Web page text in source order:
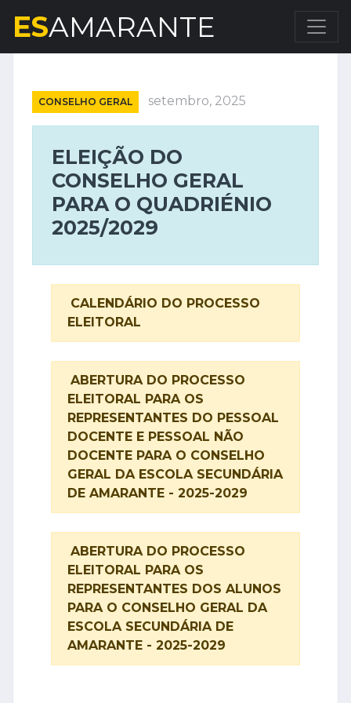
ESAMARANTE
CONSELHO GERAL setembro, 2025
ELEIÇÃO DO
CONSELHO GERAL
PARA O QUADRIÉNIO
2025/2029
CALENDÁRIO DO PROCESSO
ELEITORAL
ABERTURA DO PROCESSO
ELEITORAL PARA OS
REPRESENTANTES DO PESSOAL
DOCENTE E PESSOAL NÃO
DOCENTE PARA O CONSELHO
GERAL DA ESCOLA SECUNDÁRIA
DE AMARANTE - 2025-2029
ABERTURA DO PROCESSO
ELEITORAL PARA OS
REPRESENTANTES DOS ALUNOS
PARA O CONSELHO GERAL DA
ESCOLA SECUNDÁRIA DE
AMARANTE - 2025-2029